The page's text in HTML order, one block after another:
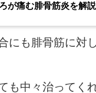
ろが痛む腓骨筋炎を解説
にも腓骨筋に対
も中々治ってく